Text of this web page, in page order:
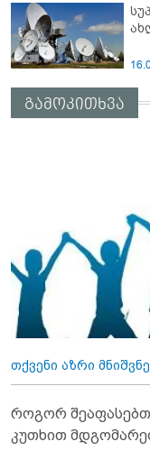
გამოკითხვა
თქვენი აზრი
როგორ შეაფასებთ
კუთხით